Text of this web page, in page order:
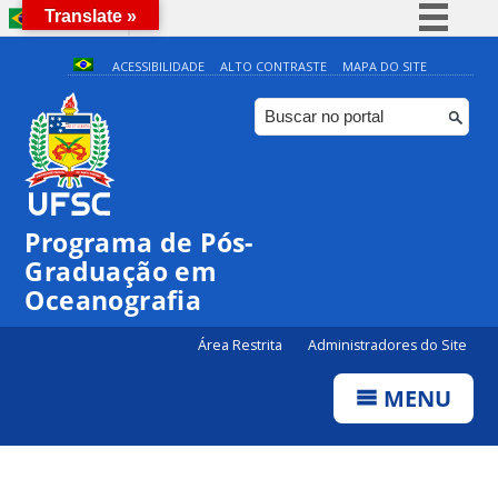
BRASIL
Simplifique!
Comunica BR
Participe
ACESSIBILIDADE ALTO CONTRASTE MAPA DO SITE
Programa de Pós-
Graduação em
Oceanografia
Área Restrita Administradores do Site
MENU
0:00
1:00
2:00
Translate »